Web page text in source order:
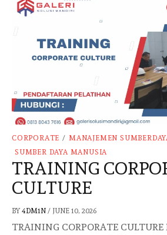
CORPORATE / MANAJEMEN
SUMBER DAYA MANUSIA
TRAINING
CULTURE
BY 4DM1N / JUNE 10, 2026
TRAINING CORPORATE